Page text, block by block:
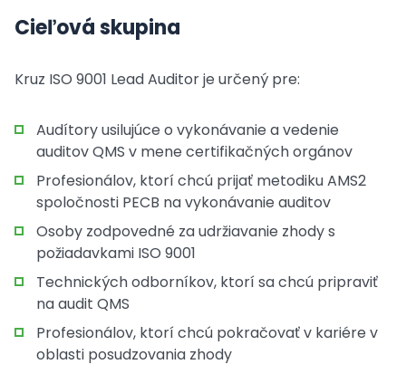
Cieľová skupina
Kruz ISO 9001 Lead Auditor je určený pre:
Audítory usilujúce o vykonávanie a vedenie
auditov QMS v mene certifikačných orgánov
Profesionálov, ktorí chcú prijať metodiku AMS2
spoločnosti PECB na vykonávanie auditov
Osoby zodpovedné za udržiavanie zhody s
požiadavkami ISO 9001
Technických odborníkov, ktorí sa chcú pripraviť
na audit QMS
Profesionálov, ktorí chcú pokračovať v kariére v
oblasti posudzovania zhody